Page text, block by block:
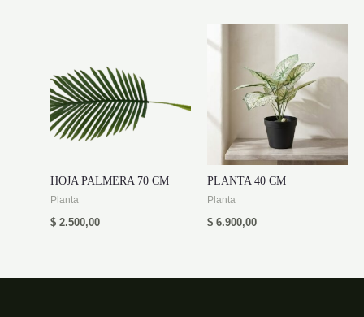
HOJA PALMERA 70 CM
Planta
$ 2.500,00
PLANTA 40 CM
Planta
$ 6.900,00